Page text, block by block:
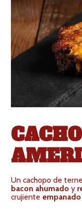
Un cachopo de
bacon ahumado y
crujiente